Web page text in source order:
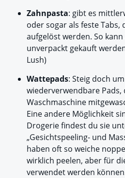
Zahnpasta: gibt es
oder sogar als feste Tabs,
aufgelöst werden. So
unverpackt gekauft
Lush)
Wattepads: Steig doch
wiederverwendbare Pads,
Waschmaschine
Eine andere Möglichkeit
Drogerie findest du sie
„Gesichtspeeling- und
haben oft so weiche
wirklich peelen, aber für
verwendet werden